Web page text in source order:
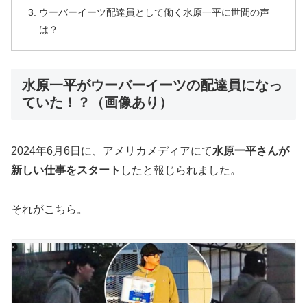
ウーバーイーツ配達員として働く水原一平に世間の声
は？
水原一平がウーバーイーツの配達員になっ
ていた！？（画像あり）
2024年6月6日に、アメリカメディアにて水原一平さんが
新しい仕事をスタート したと報じられました。
それがこちら。